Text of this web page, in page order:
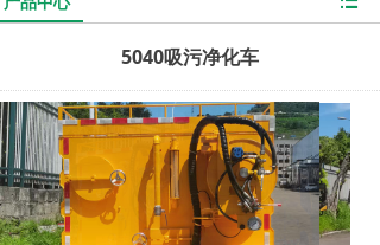
5040吸污净化车